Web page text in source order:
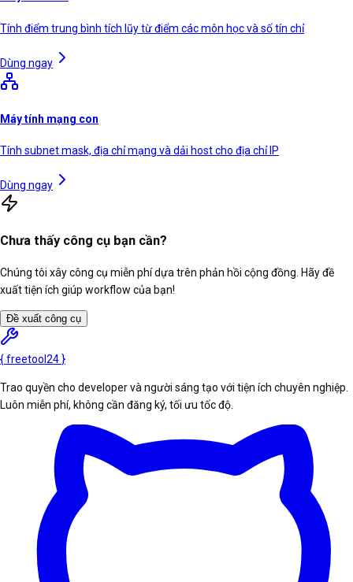
Tính điểm trung bình tích lũy từ điểm các môn học và số tín chỉ
Dùng ngay
Máy tính mạng con
Tính subnet mask, địa chỉ mạng và dải host cho địa chỉ IP
Dùng ngay
Chưa thấy công cụ bạn cần?
Chúng tôi xây công cụ miễn phí dựa trên phản hồi cộng đồng. Hãy đề
xuất tiện ích giúp workflow của bạn!
Đề xuất công cụ
{freetool 24 }
Trao quyền cho developer và người sáng tạo với tiện ích chuyên nghiệp.
Luôn miễn phí, không cần đăng ký, tối ưu tốc độ.